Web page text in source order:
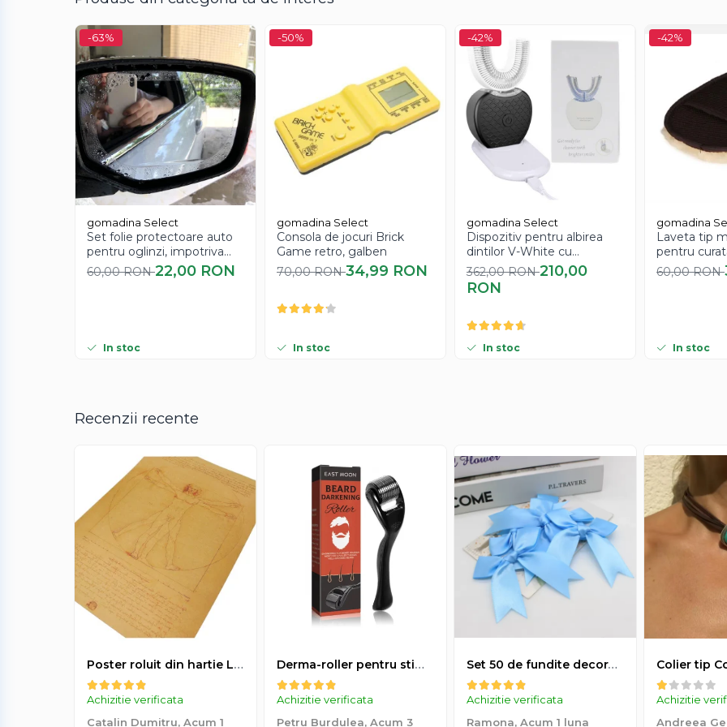
Design non-invaziv:Fără ace, fără durere și fără timp de recuperare. Dispozitivul oferă o metodă sigură și
Ușor de utilizat:
Dispozitivul este ergonomic și simplu de utilizat, putând fi integrat cu ușurință în rutina ta de
Portabil și elegant:
Designul compact și modern, de culoare albă, permite utilizarea dispozitivului oriunde și
deplasare.
Eficient și sigur:
Dispozitivul a fost testat clinic pentru eficiență și siguranță, fiind potrivit pentru toate tipurile
-63%
gomadina Select
Set folie protectoare auto
pentru oglinzi, impotriva
apei si aburului, Film
Protect
60,00 RON22,00 RON
In stoc
-50%
gomadina Select
Consola de jocuri Brick
Game retro, galben
70,00 RON34,99 RON
In stoc
-42%
gomadina Select
Dispozitiv pentru albirea
dintilor V-White cu
inteligenta artificiala
362,00 RON210,00
RON
In stoc
-42%
gomadina
Laveta tip
pentru
calitate
60,00 RON
In stoc
Recenzii recente
Poster roluit din hartie Leonardo Da Vinci, Vitruvian Man, vintage, 51x35 cm
Achizitie verificata
Catalin Dumitru, Acum 1
Derma-roller pentru stimularea cresterii parului, scalp si barba, Beard Roller
Achizitie verificata
Petru Burdulea, Acum 3
Set 50 de fundite decorative, EVNC, Blue Satin , potrivite pentru masini, scaune sau pahare, albastru
Achizitie verificata
Ramona, Acum 1 luna
Achizitie
Andreea